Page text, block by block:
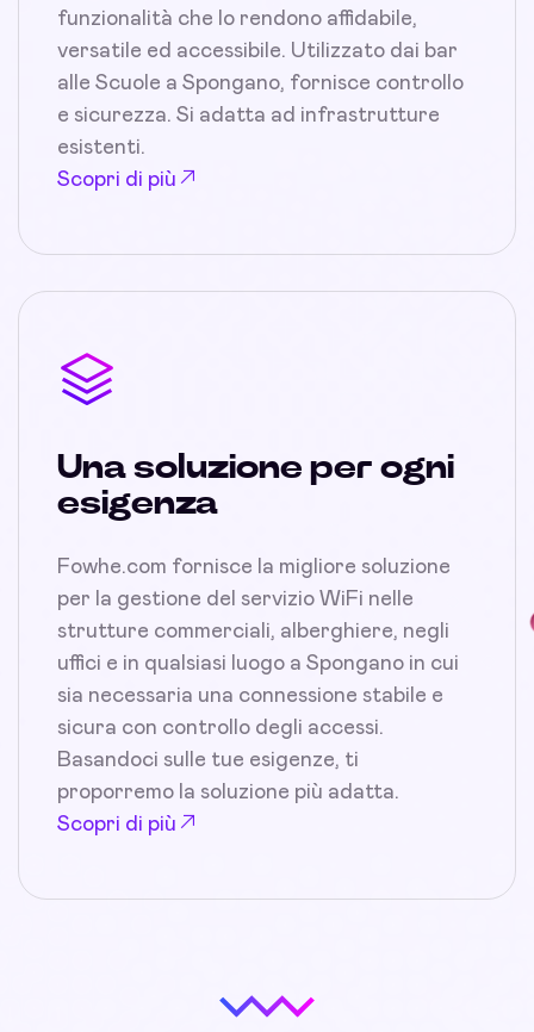
funzionalità che lo rendono affidabile,
versatile ed accessibile. Utilizzato dai bar
alle Scuole a Spongano, fornisce controllo
e sicurezza. Si adatta ad infrastrutture
esistenti.
Scopri di più
Una soluzione per ogni
esigenza
Fowhe.com fornisce la migliore soluzione
per la gestione del servizio WiFi nelle
strutture commerciali, alberghiere, negli
uffici e in qualsiasi luogo a Spongano in cui
sia necessaria una connessione stabile e
sicura con controllo degli accessi.
Basandoci sulle tue esigenze, ti
proporremo la soluzione più adatta.
Scopri di più